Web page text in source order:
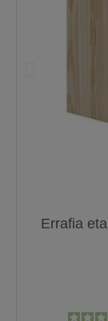
Errafia